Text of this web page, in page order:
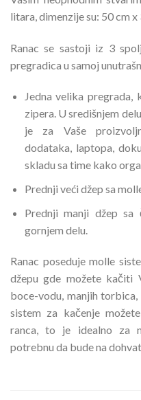
litara, dimenzije su: 50 cm x
Ranac se sastoji iz 3
pregradica u samoj
Jedna velika pregrada,
zipera. U središnjem
je za Vaše
dodataka, laptopa,
skladu sa time kako
Prednji veći džep sa
Prednji manji džep sa
gornjem delu.
Ranac poseduje molle
džepu gde možete kačiti
boce-vodu, manjih
sistem za kačenje
ranca, to je idealno za
potrebnu da bude na